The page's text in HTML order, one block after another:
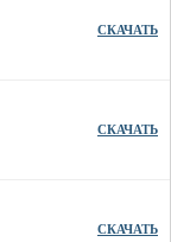
СКАЧАТЬ
СКАЧАТЬ
СКАЧАТЬ